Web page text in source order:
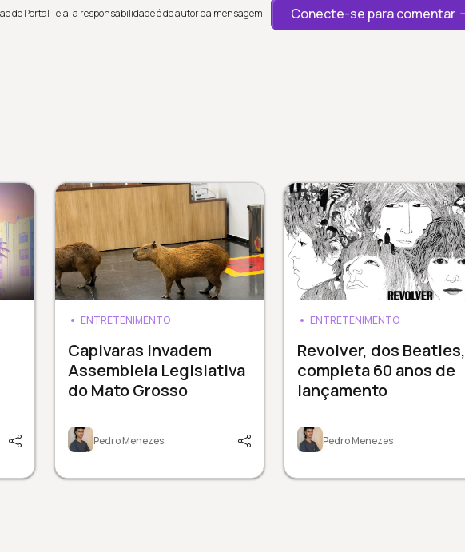
do Portal Tela; a responsabilidade é do autor da mensagem. Conecte-se para comentar
ENTRETENIMENTO
Capivaras invadem
Assembleia Legislativa
do Mato Grosso
Pedro Menezes
ENTRETENIMENTO
Revolver, dos Beatles,
completa 60 anos de
lançamento
Pedro Menezes